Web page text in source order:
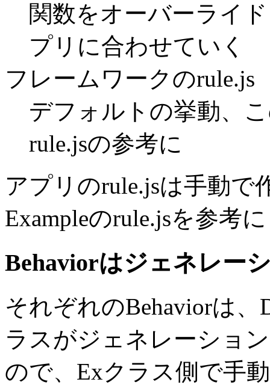
関数をオーバーライ
プリに合わせていく
フレームワークのrule.js
デフォルトの挙動、
rule.jsの参考に
アプリのrule.jsは手動で
Exampleのrule.jsを参考
Behaviorはジェネレー
それぞれのBehaviorは
ラスがジェネレーショ
ので、Exクラス側で手